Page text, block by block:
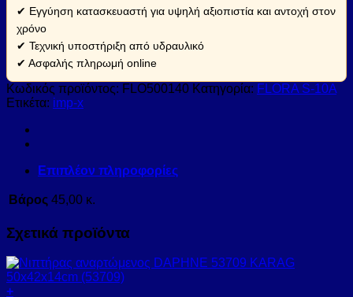
Cromo
KARAG
140x190cm
(FLO500140)
ποσότητα
✔ Εγγύηση κατασκευαστή για υψηλή αξιοπιστία και αντοχή στον
χρόνο
✔ Τεχνική υποστήριξη από υδραυλικό
✔ Ασφαλής πληρωμή online
Κωδικός προϊόντος: FLO500140 Κατηγορία: FLORA S-10A
Ετικέτα: imp-x
Επιπλέον πληροφορίες
Βάρος 45,00 κ.
Σχετικά προϊόντα
+